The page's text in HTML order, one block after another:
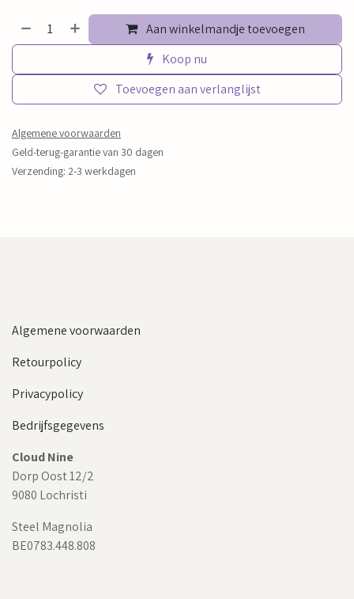
Aan winkelmandje toevoegen
Koop nu
Toevoegen aan verlanglijst
Algemene voorwaarden
Geld-terug-garantie van 30 dagen
Verzending: 2-3 werkdagen
Algemene voorwaarden
Retourpolicy
Privacypolicy
Bedrijfsgegevens
Cloud Nine
Dorp Oost 12/2
9080 Lochristi
Steel Magnolia
BE0783.448.808